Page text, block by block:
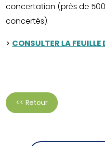
concertation (près de
concertés).
> CONSULTER LA FEUILLE
<< Retour